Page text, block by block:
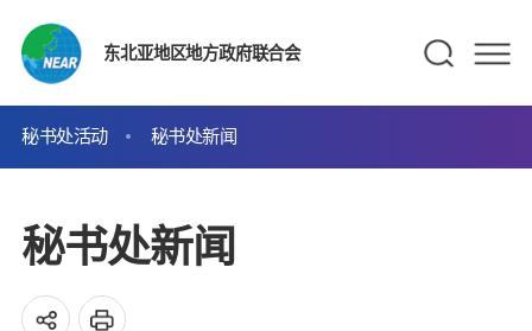
东北亚地区地方政府联合会
秘书处活动 秘书处新闻
秘书处新闻